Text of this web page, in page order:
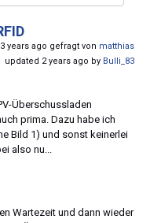
3 years ago gefragt von matthias
updated 2 years ago by Bulli_83
Überschussladen
prima. Dazu habe ich
Bild 1) und sonst keinerlei
also nu...
Wartezeit und dann wieder